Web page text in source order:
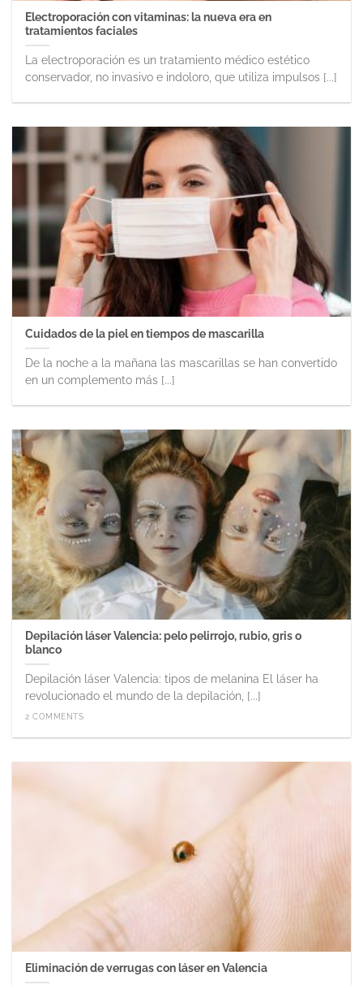
Electroporación con vitaminas: la nueva era en
tratamientos faciales
La electroporación es un tratamiento médico estético
conservador, no invasivo e indoloro, que utiliza impulsos [...]
Cuidados de la piel en tiempos de mascarilla
De la noche a la mañana las mascarillas se han convertido
en un complemento más [...]
Depilación láser Valencia: pelo pelirrojo, rubio, gris o
blanco
Depilación láser Valencia: tipos de melanina El láser ha
revolucionado el mundo de la depilación, [...]
2 COMMENTS
Eliminación de verrugas con láser en Valencia